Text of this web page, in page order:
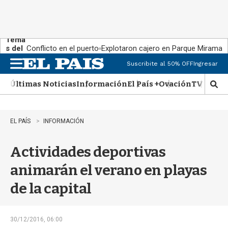
Tema
s del
día:
Conflicto en el puerto Explotaron cajero en Parque Miramar
n
u
Suscribite al 50% OFFIngresar
Últimas NoticiasInformaciónEl País +OvaciónTV Show
M
o
EL PAÍS INFORMACIÓN
Actividades deportivas
animarán el verano en playas
de la capital
30/12/2016, 06:00